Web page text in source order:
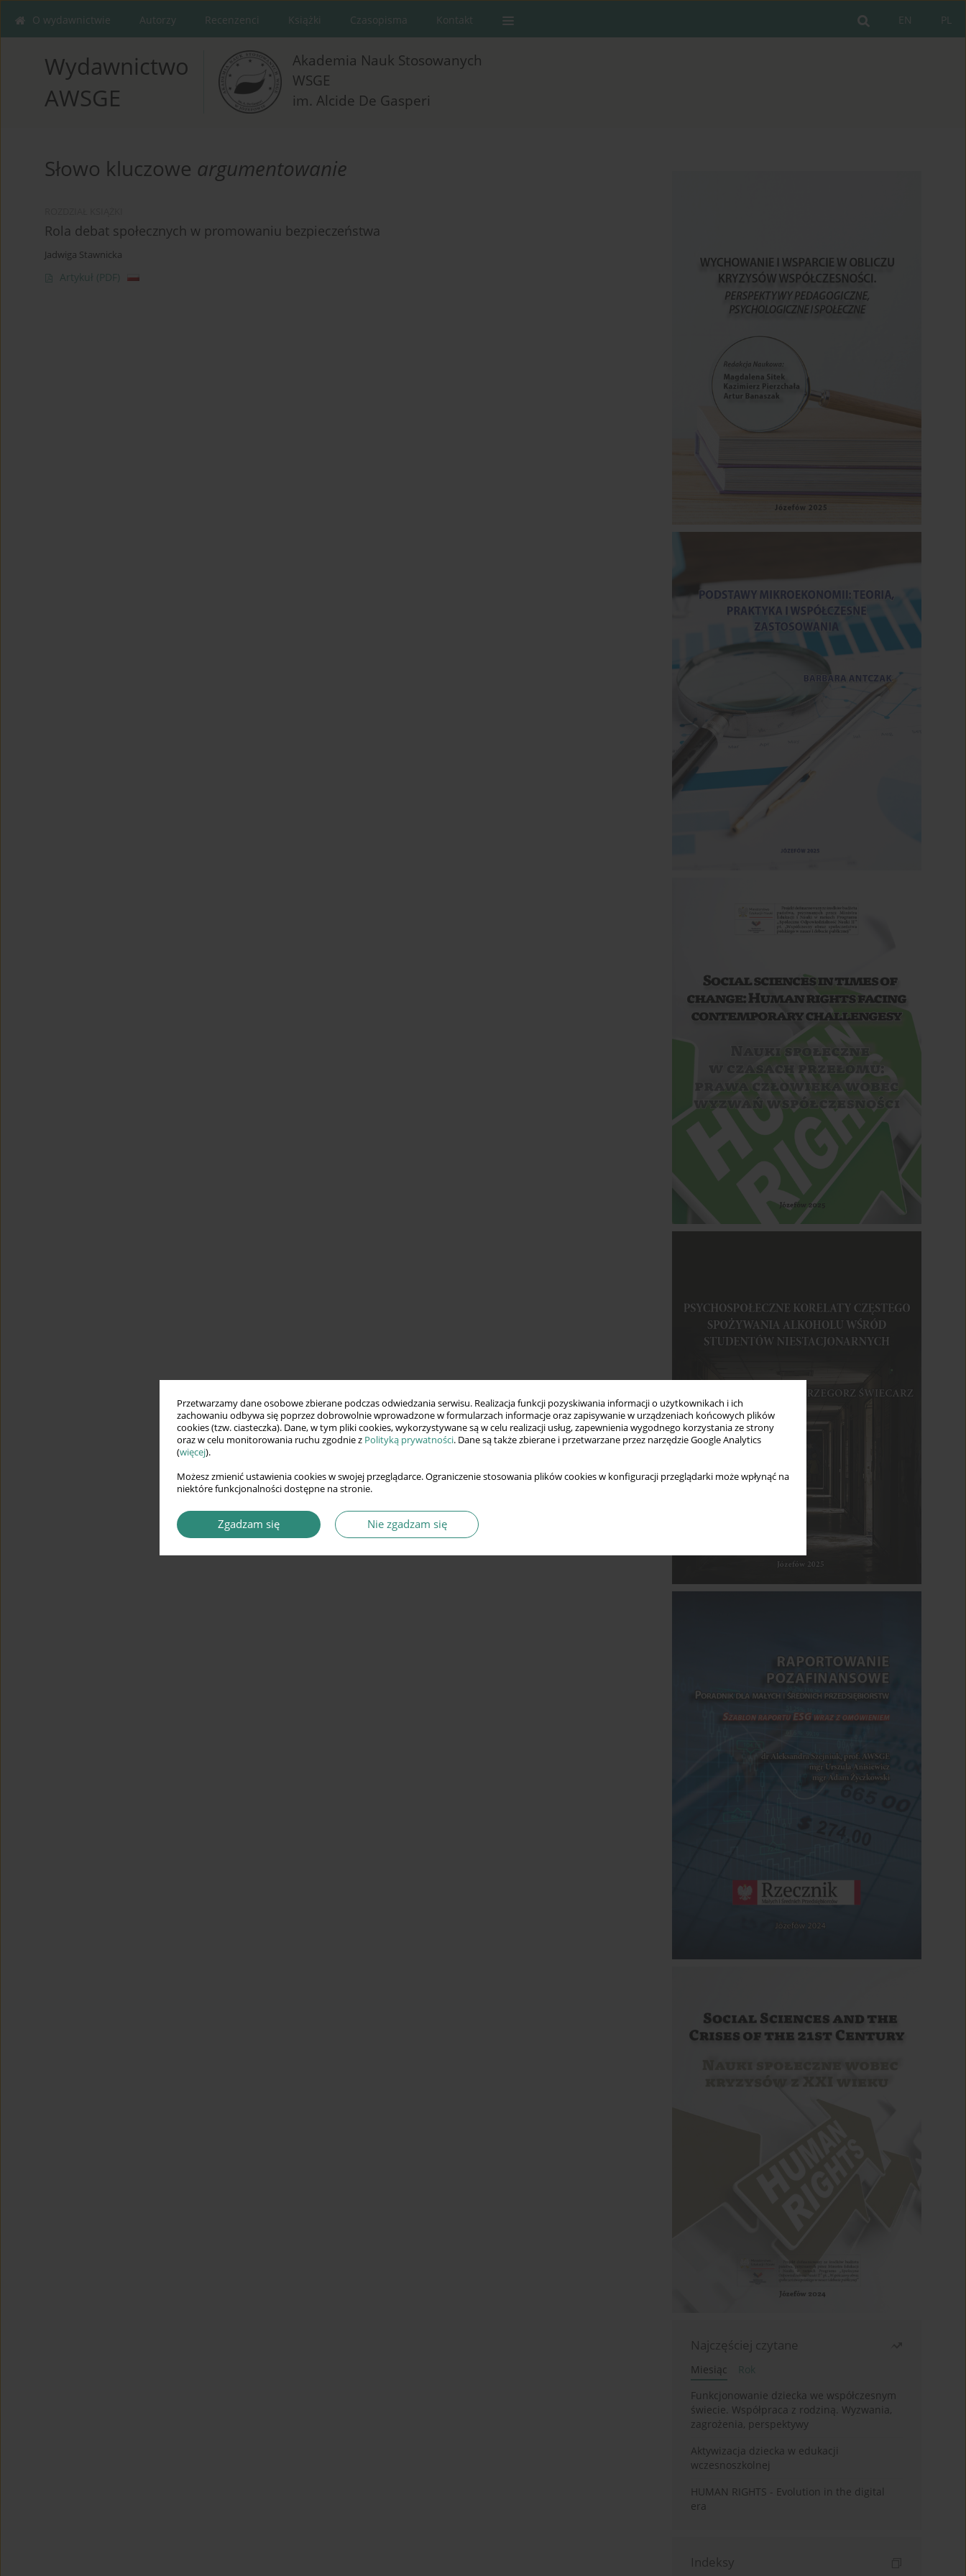
Przetwarzamy dane osobowe zbierane podczas odwiedzania serwisu. Realizacja funkcji pozyskiwania informacji o użytkownikach i ich
zachowaniu odbywa się poprzez dobrowolnie wprowadzone w formularzach informacje oraz zapisywanie w urządzeniach końcowych plików
cookies (tzw. ciasteczka). Dane, w tym pliki cookies, wykorzystywane są w celu realizacji usług, zapewnienia wygodnego korzystania ze strony
oraz w celu monitorowania ruchu zgodnie z Polityką prywatności. Dane są także zbierane i przetwarzane przez narzędzie Google Analytics
(więcej).
Możesz zmienić ustawienia cookies w swojej przeglądarce. Ograniczenie stosowania plików cookies w konfiguracji przeglądarki może wpłynąć na
niektóre funkcjonalności dostępne na stronie.
Zgadzam się Nie zgadzam się
PL
EN
O wydawnictwie Autorzy Recenzenci Książki Czasopisma Kontakt
Wydawnictwo
AWSGE
Akademia Nauk Stosowanych
WSGE
im. Alcide De Gasperi
Słowo kluczowe argumentowanie
Rola debat społecznych w promowaniu bezpieczeństwa
Jadwiga Stawnicka
Artykuł (PDF)
Najczęściej czytane
Miesiąc
Rok
Funkcjonowanie dziecka we współczesnym
świecie. Współpraca z rodziną. Wyzwania,
zagrożenia, perspektywy
Aktywizacja dziecka w edukacji
wczesnoszkolnej
HUMAN RIGHTS - Evolution in the digital
era
Indeksy